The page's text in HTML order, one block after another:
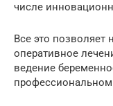
числе
Все это позволяет
оперативное
ведение
профессиональном